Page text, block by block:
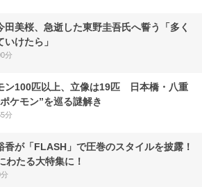
田美桜、急逝した東野圭吾氏へ誓う「多く
けたら」
分
ン100匹以上、立像は19匹 日本橋・八重
ケモン”を巡る謎解き
分
香が「FLASH」で圧巻のスタイルを披露！
わたる大特集に！